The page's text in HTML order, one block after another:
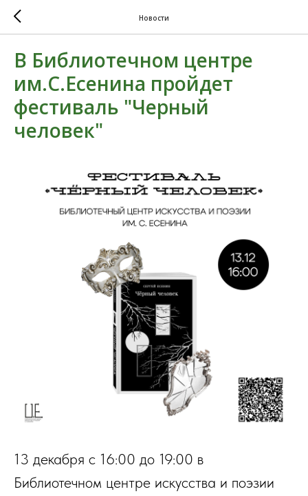
Новости
В Библиотечном центре
им.С.Есенина пройдет
фестиваль "Черный
человек"
13 декабря с 16:00 до 19:00 в
Библиотечном центре искусства и поэзии